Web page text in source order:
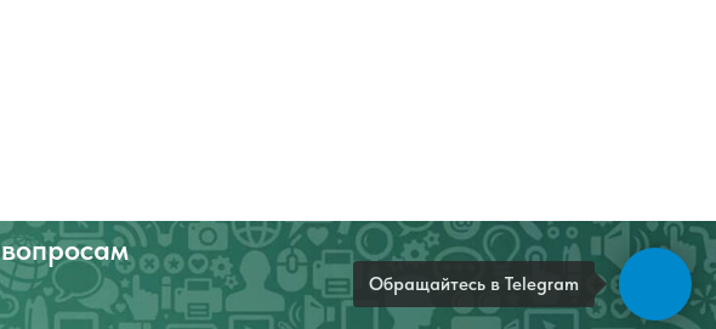
Обращайтесь в Telegram